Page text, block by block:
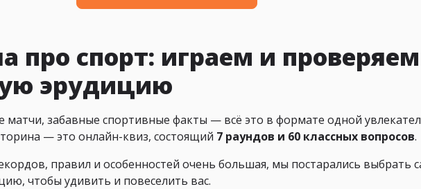
про спорт: играем и проверяем
эрудицию
матчи, забавные спортивные факты — всё это в формате одной
— это онлайн-квиз, состоящий 7 раундов и 60 классных вопросов.
правил и особенностей очень большая, мы постарались выбрать
чтобы удивить и повеселить вас.